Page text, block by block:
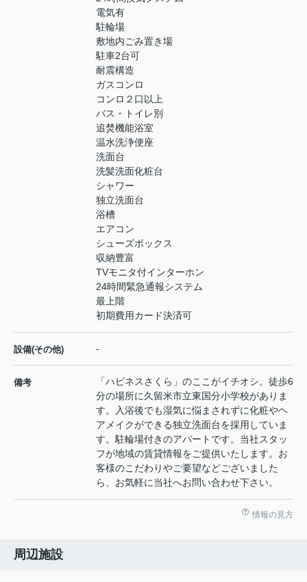
電気有
駐輪場
敷地内ごみ置き場
駐車2台可
耐震構造
ガスコンロ
コンロ２口以上
バス・トイレ別
追焚機能浴室
温水洗浄便座
洗面台
洗髪洗面化粧台
シャワー
独立洗面台
浴槽
エアコン
シューズボックス
収納豊富
TVモニタ付インターホン
24時間緊急通報システム
最上階
初期費用カード決済可
設備(その他) -
備考
「ハピネスさくら」のここがイチオシ。徒歩6
分の場所に久留米市立東国分小学校がありま
す。入浴後でも湿気に悩まされずに化粧やヘ
アメイクができる独立洗面台を採用していま
す。駐輪場付きのアパートです。当社スタッ
フが地域の賃貸情報をご提供いたします。お
客様のこだわりやご要望などございました
ら、お気軽に当社へお問い合わせ下さい。
情報の見方
周辺施設